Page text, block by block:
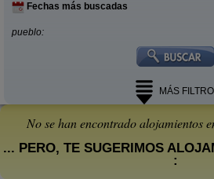
Fechas más buscadas
pueblo:
MÁS
No se han encontrado alojamientos
... PERO, TE SUGERIMOS
: